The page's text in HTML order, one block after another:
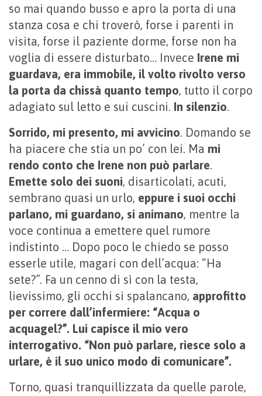
so mai quando busso e apro la porta di una
stanza cosa e chi troverò, forse i parenti in
visita, forse il paziente dorme, forse non ha
voglia di essere disturbato… Invece Irene mi
guardava, era immobile, il volto rivolto verso
la porta da chissà quanto tempo, tutto il corpo
adagiato sul letto e sui cuscini. In silenzio.
Sorrido, mi presento, mi avvicino. Domando se
ha piacere che stia un po’ con lei. Ma mi
rendo conto che Irene non può parlare.
Emette solo dei suoni, disarticolati, acuti,
sembrano quasi un urlo, eppure i suoi occhi
parlano, mi guardano, si animano, mentre la
voce continua a emettere quel rumore
indistinto … Dopo poco le chiedo se posso
esserle utile, magari con dell’acqua: “Ha
sete?”. Fa un cenno di sì con la testa,
lievissimo, gli occhi si spalancano, approfitto
per correre dall’infermiere: “Acqua o
acquagel?”. Lui capisce il mio vero
interrogativo. “Non può parlare, riesce solo a
urlare, è il suo unico modo di comunicare”.
Torno, quasi tranquillizzata da quelle parole,